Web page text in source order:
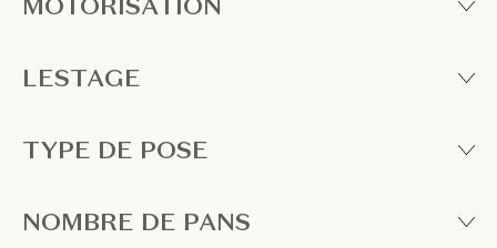
LESTAGE
TYPE DE POSE
NOMBRE DE PANS